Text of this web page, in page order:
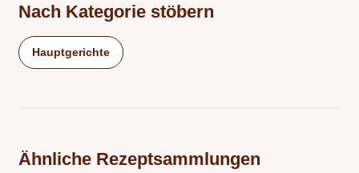
Nach Kategorie stöbern
Hauptgerichte
Ähnliche Rezeptsammlungen